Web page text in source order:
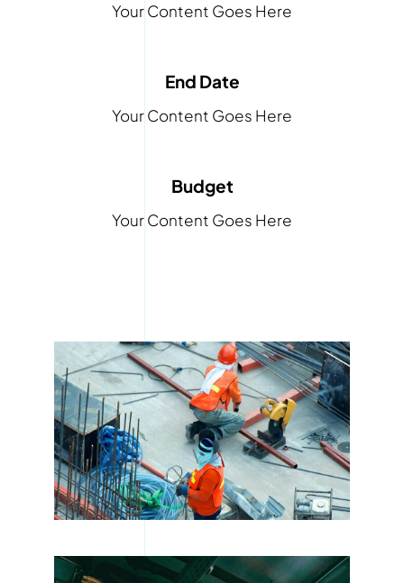
Your Content Goes Here
End Date
Your Content Goes Here
Budget
Your Content Goes Here